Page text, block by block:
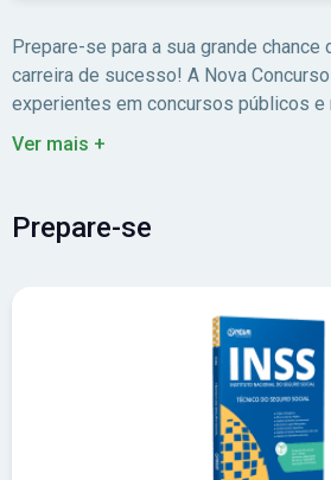
Prepare-se para a sua grande chance
carreira de sucesso! A Nova
experientes em concursos públicos
para você estudar com foco no edital.
Ver mais +
Prepare-se